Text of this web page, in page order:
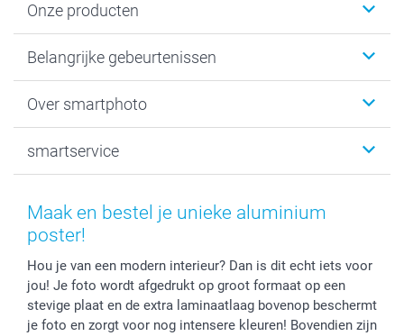
Onze producten
Fotogeschenken
Fotoprints, Fotoposter & Fotoalbum met fotoprints
MyNameBook
Stickers en Etiketten
Fotokaders, Decoratie en Snoepjes
Belangrijke gebeurtenissen
Baby
Communie- en Lentefeest
Geschenken voor hem
Afstuderen
Vaderdag
Verjaardag
Geboorte
Over smartphoto
Duurzaamheid
Voorwaarden
Herroepingsrecht
Wettelijke garantie
Privacybeleid
Cookiebeleid
smartservice
smartgarantie
smartbonus
Grote bestellingen
Levering
Mijn orderstatus
Maak en bestel je unieke aluminium
poster!
Hou je van een modern interieur? Dan is dit echt iets voor
jou! Je foto wordt afgedrukt op groot formaat op een
stevige plaat en de extra laminaatlaag bovenop beschermt
je foto en zorgt voor nog intensere kleuren! Bovendien zijn